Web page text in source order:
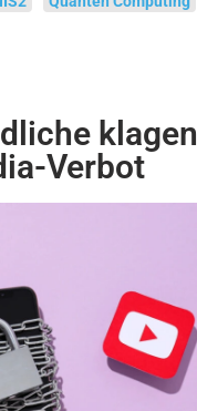
klagen
Verbot